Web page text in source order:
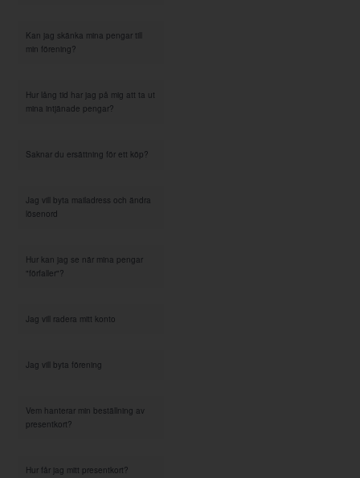
Kan jag skänka mina pengar till
min förening?
Hur lång tid har jag på mig att ta ut
mina intjänade pengar?
Saknar du ersättning för ett köp?
Jag vill byta mailadress och ändra
lösenord
Hur kan jag se när mina pengar
"förfaller"?
Jag vill radera mitt konto
Jag vill byta förening
Vem hanterar min beställning av
presentkort?
Hur får jag mitt presentkort?